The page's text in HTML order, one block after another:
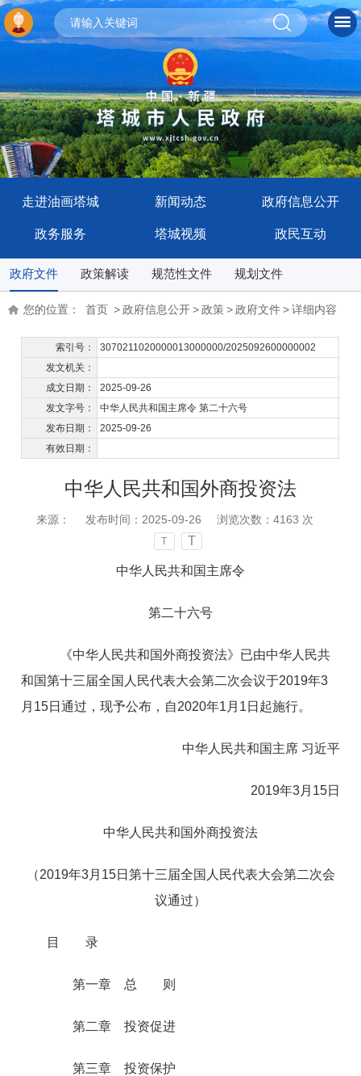
走进油画塔城 新闻动态 政府信息公开
政务服务 塔城视频 政民互动
政府文件 政策解读 规范性文件 规划文件
您的位置： 首页 >政府信息公开>政策>政府文件>详细内容
索引号：
3070211020000013000000/2025092600000002
发文机关：
成文日期：
2025-09-26
发文字号：
中华人民共和国主席令 第二十六号
发布日期：
2025-09-26
有效日期：
中华人民共和国外商投资法
来源： 发布时间：2025-09-26 浏览次数： 4163 次
T T
中华人民共和国主席令
第二十六号
《中华人民共和国外商投资法》已由中华人民共
和国第十三届全国人民代表大会第二次会议于2019年3
月 15日通过，现予公布，自2020年1 月 1 日起施行。
中华人民共和国主席 习近平
2019年3月 15日
中华人民共和国外商投资法
（2019年3月 15日第十三届全国人民代表大会第二次会
议通过）
目 录
第一章 总 则
第二章 投资促进
第三章 投资保护